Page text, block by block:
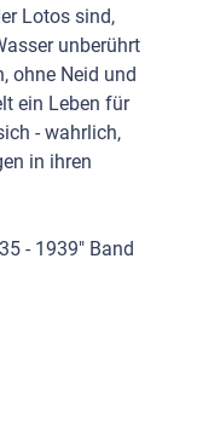
Lotos sind,
unberührt
ohne Neid und
ein Leben für
- wahrlich,
in ihren
- 1939" Band